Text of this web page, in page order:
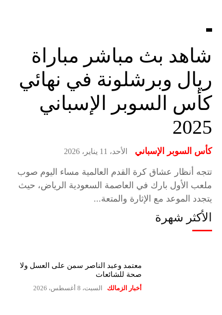
شاهد بث مباشر مباراة
ريال وبرشلونة في نهائي
كأس السوبر الإسباني
2025
كأس السوبر الإسباني الأحد، 11 يناير، 2026
تتجه أنظار عشاق كرة القدم العالمية مساء اليوم صوب
ملعب الأول بارك في العاصمة السعودية الرياض، حيث
يتجدد الموعد مع الإثارة والمتعة...
الأكثر شهرة
معتمد وعبد الناصر سمن على العسل ولا
صحة للشائعات
أخبار الزمالك السبت، 8 أغسطس، 2026